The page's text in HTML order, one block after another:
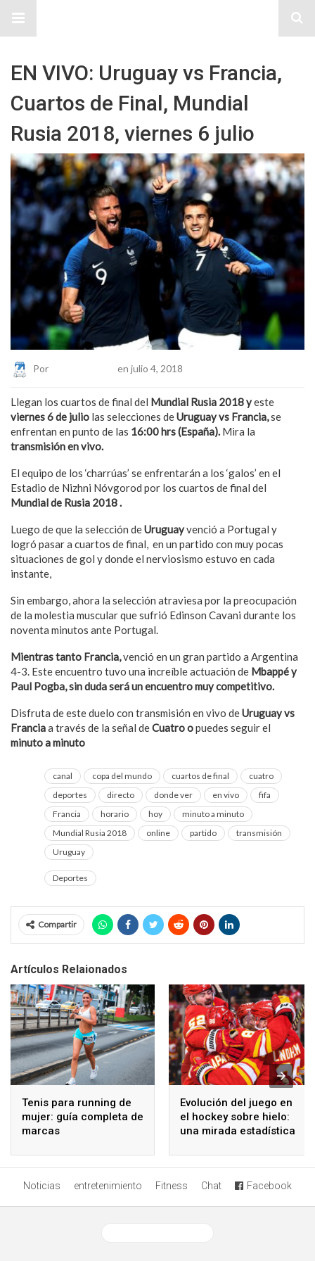
EN VIVO: Uruguay vs Francia,
Cuartos de Final, Mundial
Rusia 2018, viernes 6 julio
Por en julio 4, 2018
Llegan los cuartos de final del Mundial Rusia 2018 yeste
viernes 6 de julio las selecciones deUruguay vs Francia,se
enfrentan en punto de las 16:00 hrs (España). Mira la
transmisión en vivo.
El equipo de los ‘charrúas’ se enfrentarán a los ‘galos’ en el
Estadio de Nizhni Nóvgorod por los cuartos de final del
Mundial de Rusia 2018 .
Luego de que la selección deUruguayvenció a Portugal y
logró pasar a cuartos de final, en un partido con muy pocas
situaciones de gol y donde el nerviosismo estuvo en cada
instante,
Sin embargo, ahora la selección atraviesa por la preocupación
de la molestia muscular que sufrió Edinson Cavani durante los
noventa minutos ante Portugal.
Mientras tanto Francia,venció en un gran partido a Argentina
4-3. Este encuentro tuvo una increíble actuación de Mbappé y
Paul Pogba, sin duda será un encuentro muy competitivo.
Disfruta de este duelo con transmisión en vivo deUruguay vs
Franciaa través de la señal deCuatro opuedes seguir el
minuto a minuto
canal copa del mundo cuartos de final
cuatro
deportes
directo donde ver en vivo
fifa
Francia
horario hoy
minuto a minuto
Mundial Rusia 2018
online partido
transmisión
Uruguay
Deportes
Compartir
Artículos Relaionados
Tenis para running de
mujer: guía completa de
marcas
Evolución del juego en
el hockey sobre hielo:
una mirada estadística
Noticias entretenimiento Fitness Chat Facebook